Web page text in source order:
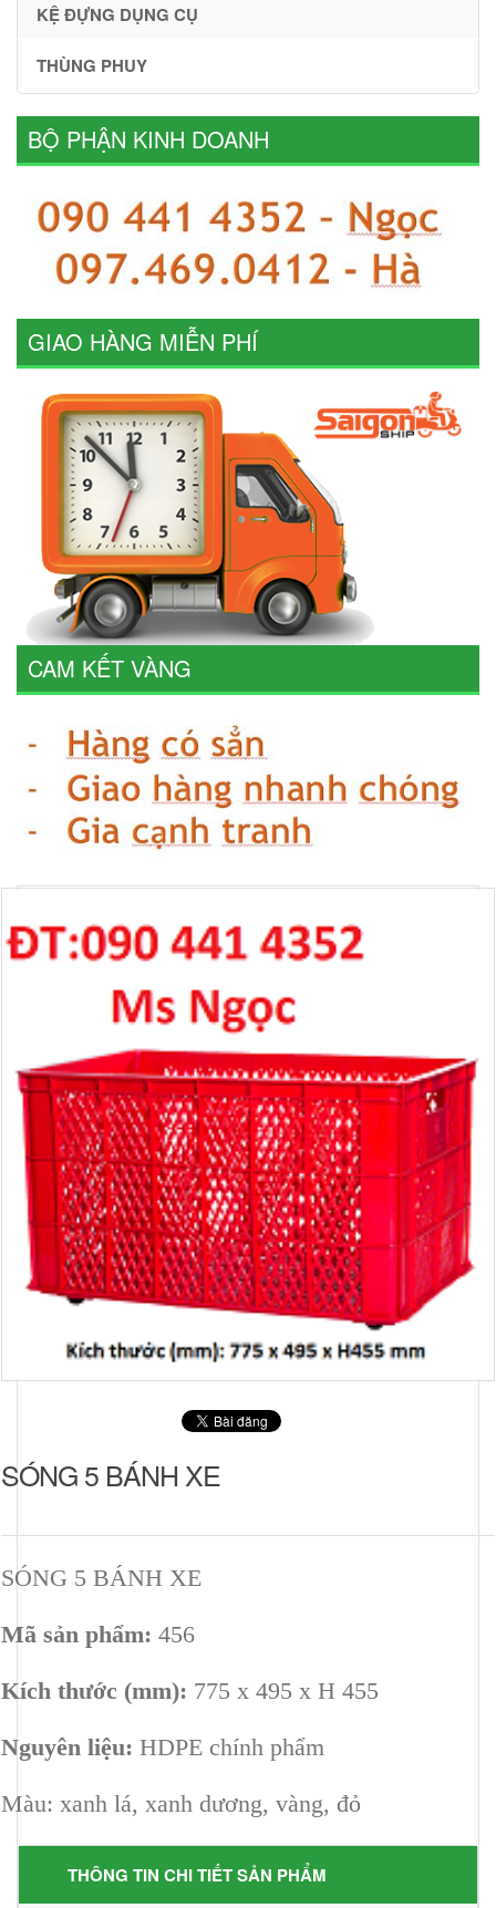
KỆ ĐỰNG DỤNG CỤ
THÙNG PHUY
BỘ PHẬN KINH DOANH
GIAO HÀNG MIỄN PHÍ
CAM KẾT VÀNG
SÓNG 5 BÁNH XE
SÓNG 5 BÁNH XE
Mã sản phẩm: 456
Kích thước (mm): 775 x 495 x H 455
Nguyên liệu: HDPE chính phẩm
Màu: xanh lá, xanh dương, vàng, đỏ
THÔNG TIN CHI TIẾT SẢN PHẨM